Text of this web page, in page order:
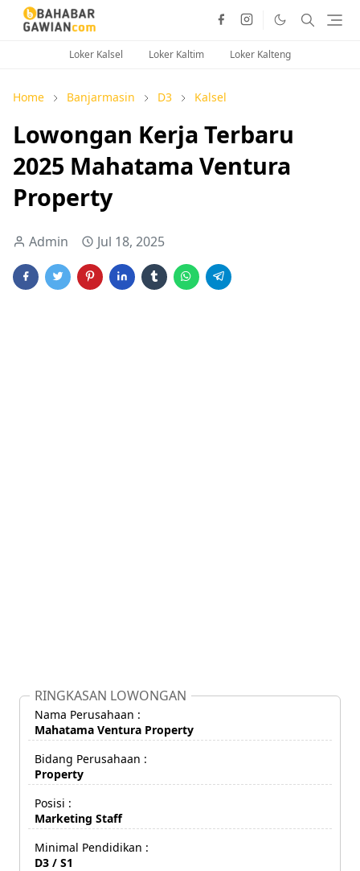
Loker Kalsel Loker Kaltim Loker Kalteng
Home Banjarmasin D3 Kalsel
Lowongan Kerja Terbaru
2025 Mahatama Ventura
Property
Admin Jul 18, 2025
RINGKASAN LOWONGAN
Nama Perusahaan :
Mahatama Ventura Property
Bidang Perusahaan :
Property
Posisi :
Marketing Staff
Minimal Pendidikan :
D3 / S1